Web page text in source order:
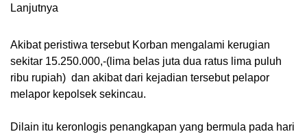
Lanjutnya
Akibat peristiwa tersebut Korban mengalami kerugian
sekitar 15.250.000,-(lima belas juta dua ratus lima puluh
ribu rupiah) dan akibat dari kejadian tersebut pelapor
melapor kepolsek sekincau.
Dilain itu keronlogis penangkapan yang bermula pada hari